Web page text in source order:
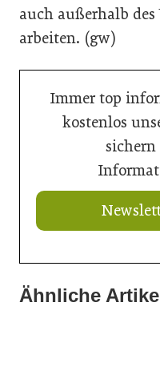
auch außerhalb
arbeiten. (gw)
Immer top
kostenlos
sichern
Ähnliche
20. Juli 2026
„Nutzen, was da ist“: